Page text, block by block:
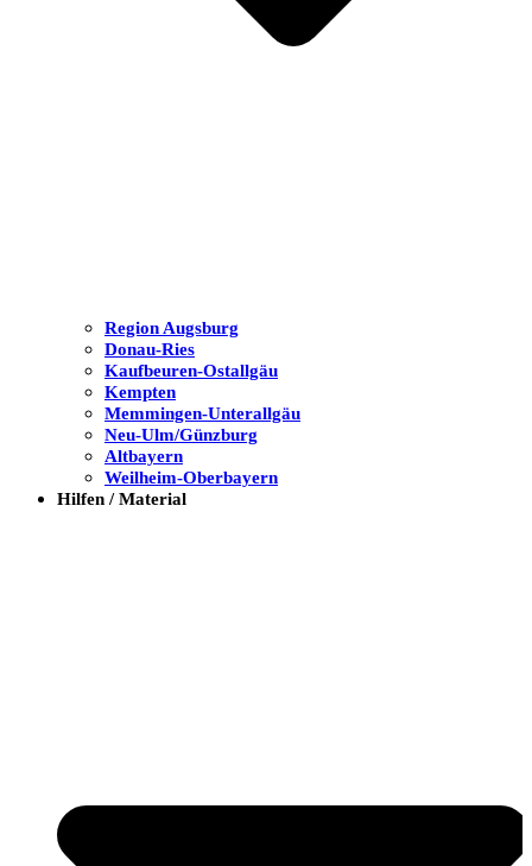
Region Augsburg
Donau-Ries
Kaufbeuren-Ostallgäu
Kempten
Memmingen-Unterallgäu
Neu-Ulm/Günzburg
Altbayern
Weilheim-Oberbayern
Hilfen / Material